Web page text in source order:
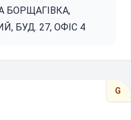
БОРЩАГІВКА,
БУД. 27, ОФІС 4
G